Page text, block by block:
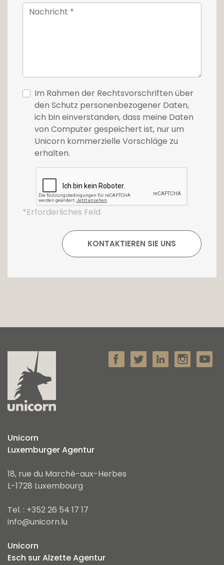
Synthetische Bilder sind nicht vertraglich
Immobilienagentur Unicorn unter +352 26 54
17 17 oder per E-Mail info@unicorn.lu
Im Rahmen der Rechtsvorschriften über
den Schutz personenbezogener Daten,
ich bin einverstanden, dass meine Daten
von Computer gespeichert ist, nur um
Unicorn kommerzielle Vorschläge zu
erhalten.
*Erforderliches Feld
Unicorn
Luxemburger Agentur
18, rue du Marché-aux-Herbes
L-1728 Luxembourg
Tel. : +352 26 54 17 17
info@unicorn.lu
Unicorn
Esch sur Alzette Agentur